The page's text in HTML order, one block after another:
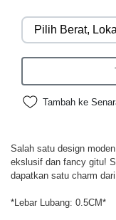
Tambah ke
Salah satu design
ekslusif dan fancy gitu!
dapatkan satu charm
*Lebar Lubang: 0.5CM*